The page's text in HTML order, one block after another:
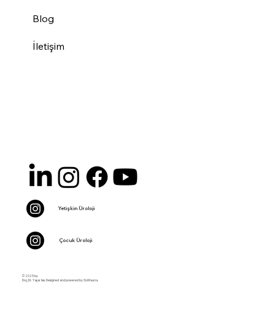
© 2025 by
Doç.Dr. Yaşar Issı. Designed and powered by GoMauna.
Yetişkin Üroloji
Çocuk Üroloji
Blog
İletişim